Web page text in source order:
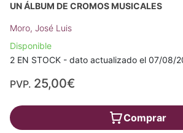
UN ÁLBUM DE CROMOS MUSICALES
Moro, José Luis
Disponible
2 EN STOCK - dato actualizado el 07/08/
PVP. 25,00€
Comprar